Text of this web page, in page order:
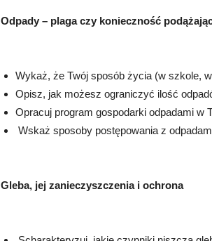
Odpady – plaga czy konieczność
Wykaż, że Twój sposób życia (w szkole,
Opisz, jak możesz ograniczyć ilość
Opracuj program gospodarki odpadami w
Wskaż sposoby postępowania z
Gleba, jej zanieczyszczenia i ochrona